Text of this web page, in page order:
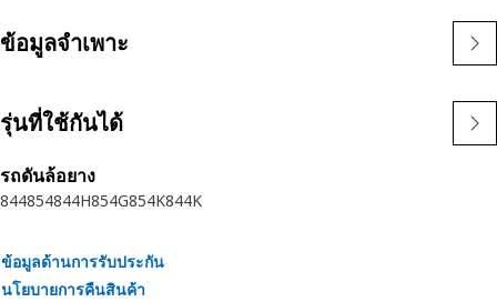
เคลื่อนที่ตามแนวแกนหรือการเคลื่อนที่ของส่วนประกอบภายใน
ช่องหรือเฮาส์ซิ่ง โดยจะทำหน้าที่เป็นอุปกรณ์ยึดส่วนประกอบที่ยึด
คุณลักษณะ:
• ผลิตขึ้นตามข้อมูลจำเพาะที่แม่นยำ และสร้างขึ้นให้มีความ
ทนทาน ความน่าเชื่อถือ และการเพิ่มผลผลิต
• แหวนสแน็ปที่บีบอัดจะสอดเข้าไปในร่องหรือช่องในช่อง
ข้อมูลจำเพาะ
รุ่นที่ใช้กันได้
รถดันล้อยาง
844854844H854G854K844K
ข้อมูลด้านการรับประกัน
นโยบายการคืนสินค้า